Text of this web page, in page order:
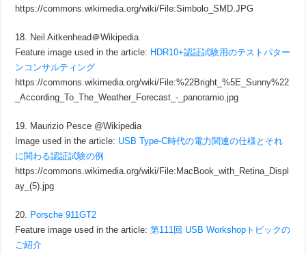
https://commons.wikimedia.org/wiki/File:Simbolo_SMD.JPG
18. Neil Aitkenhead＠Wikipedia
Feature image used in the article: HDR10+認証試験用のテストパター
ンコンサルティング
https://commons.wikimedia.org/wiki/File:%22Bright_%5E_Sunny%22
_According_To_The_Weather_Forecast_-_panoramio.jpg
19. Maurizio Pesce @Wikipedia
Image used in the article: USB Type-C時代の電力関連の仕様とそれ
に関わる認証試験の例
https://commons.wikimedia.org/wiki/File:MacBook_with_Retina_Displ
ay_(5).jpg
20. Porsche 911GT2
Feature image used in the article:第111回 USB Workshopトピックの
ご紹介